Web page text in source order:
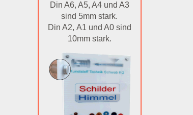
Din A6, A5, A4 und A3
sind 5mm stark.
Din A2, A1 und A0 sind
10mm stark.